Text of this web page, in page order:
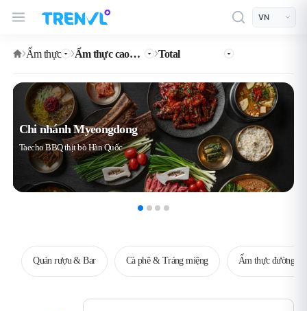
TRENVL Main Header Navigation 언어선택
Ẩm thực Ẩm thực cao cấp Total
Chi nhánh Myeongdong
Taecho BBQ thịt bò Hàn Quốc
Quán rượu & Bar Cà phê & Tráng miệng Ẩm thực đường